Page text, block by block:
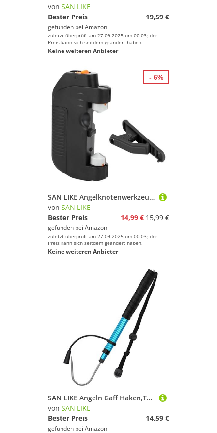
von SAN LIKE
Bester Preis
19,59 €
gefunden bei Amazon
zuletzt überprüft am 27.09.2025 um 00:03; der
Preis kann sich seitdem geändert haben.
Keine weiteren Anbieter
SAN LIKE Angelknotenwerkzeug, Fg Knot Tying Tool aus Edelstahl, Knotenmaschine für Angelschnur, Elektrisches Angelhaken Zubehör für Wasserwaage, Schwarze
von SAN LIKE
Bester Preis
14,99 € 15,99 €
gefunden bei Amazon
zuletzt überprüft am 27.09.2025 um 00:03; der
Preis kann sich seitdem geändert haben.
Keine weiteren Anbieter
- 6%
SAN LIKE Angeln Gaff Haken,Teleskop Gaff Haken Speer Haken Einziehbar Teleskop aus Aluminiumlegierung Angelzubehör Angelhaken mit Angelhaken und Gummigriff, geeignet für Süß- und Salzwasserangeln 60cm
von SAN LIKE
Bester Preis
14,59 €
gefunden bei Amazon